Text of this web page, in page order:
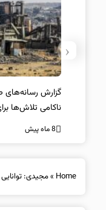
واکنش نتانیاهو به
‹
Home
»مجیدی: